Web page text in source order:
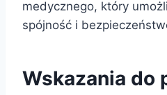
medycznego, który
spójność i
Wskazania do